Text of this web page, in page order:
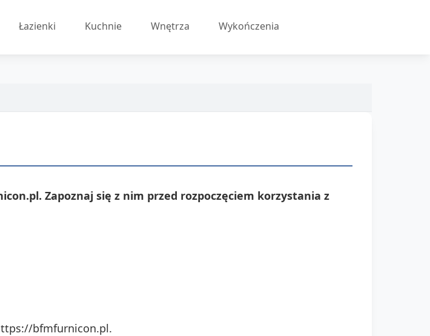
Łazienki Kuchnie Wnętrza Wykończenia
Zapoznaj się z nim przed rozpoczęciem korzystania z
bfmfurnicon.pl.